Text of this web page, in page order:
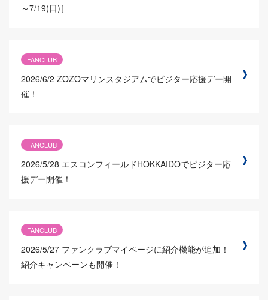
～7/19(日)］
FANCLUB
2026/6/2 ZOZOマリンスタジアムでビジター応援デー開
催！
FANCLUB
2026/5/28 エスコンフィールドHOKKAIDOでビジター応
援デー開催！
FANCLUB
2026/5/27 ファンクラブマイページに紹介機能が追加！
紹介キャンペーンも開催！